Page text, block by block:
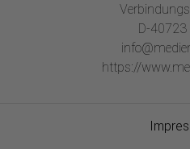
D-40723
https://